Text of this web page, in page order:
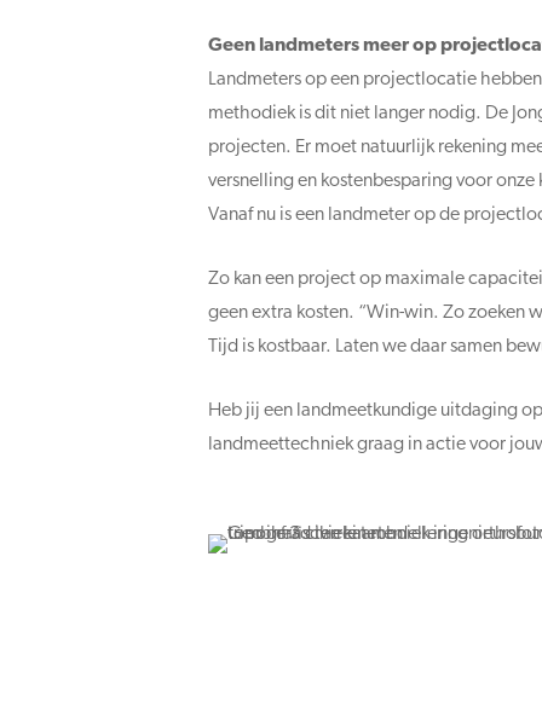
Geen landmeters meer op
Landmeters op een projectlocatie
methodiek is dit niet langer nodig. De
projecten. Er moet natuurlijk rekening
versnelling en kostenbesparing voor onze
Vanaf nu is een landmeter op de
Zo kan een project op maximale
geen extra kosten. “Win-win. Zo zoeken
Tijd is kostbaar. Laten we daar samen
Heb jij een landmeetkundige uitdaging
landmeettechniek graag in actie voor